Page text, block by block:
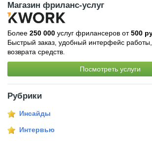
Магазин фриланс-услуг
Более 250 000 услуг фрилансеров от500
Быстрый заказ, удобный интерфейс работы,
возврата средств.
Посмотреть услуги
Рубрики
Инсайды
Интервью